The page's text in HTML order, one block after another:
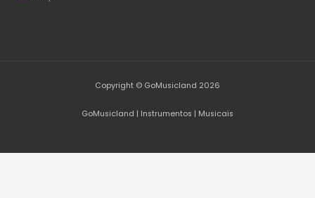
Copyright © GoMusicland 2026
GoMusicland | Instrumentos | Musicais